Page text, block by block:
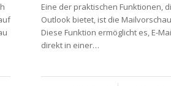
Eine der praktischen Funktionen,
Outlook bietet, ist die
Diese Funktion ermöglicht es, E-
direkt in einer…